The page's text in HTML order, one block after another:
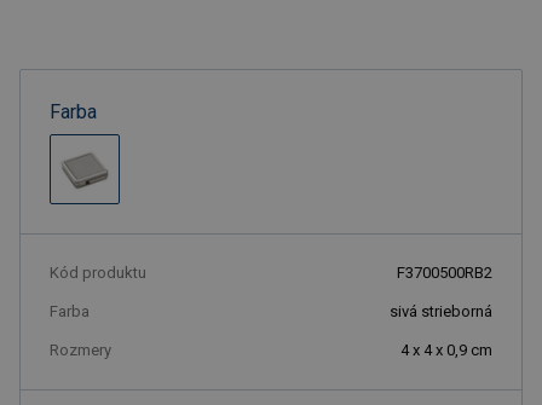
Farba
Kód produktu F3700500RB2
Farba sivá strieborná
Rozmery 4 x 4 x 0,9 cm